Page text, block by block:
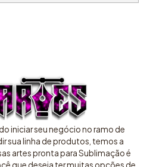
iniciar seu negócio no ramo de
sua linha de produtos, temos a
artes pronta para Sublimação é